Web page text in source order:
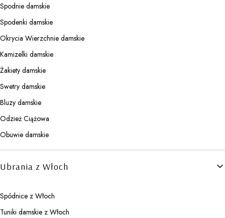
Spodnie damskie
Spodenki damskie
Okrycia Wierzchnie damskie
Kamizelki damskie
Żakiety damskie
Swetry damskie
Bluzy damskie
Odzież Ciążowa
Obuwie damskie
Ubrania z Włoch
Spódnice z Włoch
Tuniki damskie z Włoch